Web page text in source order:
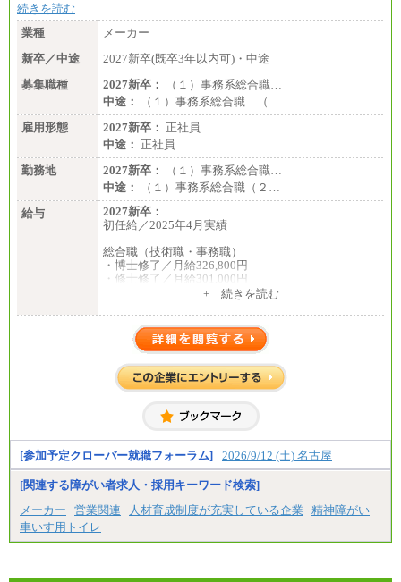
続きを読む
業種
メーカー
新卒／中途
2027新卒(既卒3年以内可)・中途
募集職種
2027新卒：
（１）事務系総合職…
中途：
（１）事務系総合職 （…
雇用形態
2027新卒： 正社員
中途： 正社員
勤務地
2027新卒：
（１）事務系総合職…
中途：
（１）事務系総合職（２…
給与
2027新卒：
初任給／2025年4月実績
総合職（技術職・事務職）
・博士修了／月給326,800円
・修士修了／月給301,000円
・大学卒／月給282,000円
・高専卒（本科）／月給256,000円
一般事務職
・高専卒（専攻科）／月給206,400円
・高専卒（本科）月給197,800円
・専門卒（2年）／月給197,800円
※試用期間中も給与に変更はございません。
中途：
（１）（２）
月給：270,000円～
想定年収：490万円～1,100万円
年収例：
・1,090万円/38歳・月給59万円 *残業代・家族手当
+ 続きを読む
[参加予定クローバー就職フォーラム] 2026/9/12 (土) 名古屋
[関連する障がい者求人・採用キーワード検索]
メーカー
営業関連 人材育成制度が充実している企業
精神障がい
車いす用トイレ